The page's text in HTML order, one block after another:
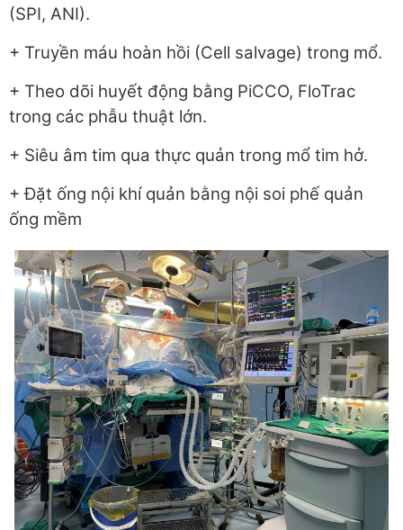
(SPI, ANI).
+ Truyền máu hoàn hồi (Cell salvage) trong mổ.
+ Theo dõi huyết động bằng PiCCO, FloTrac
trong các phẫu thuật lớn.
+ Siêu âm tim qua thực quản trong mổ tim hở.
+ Đặt ống nội khí quản bằng nội soi phế quản
ống mềm